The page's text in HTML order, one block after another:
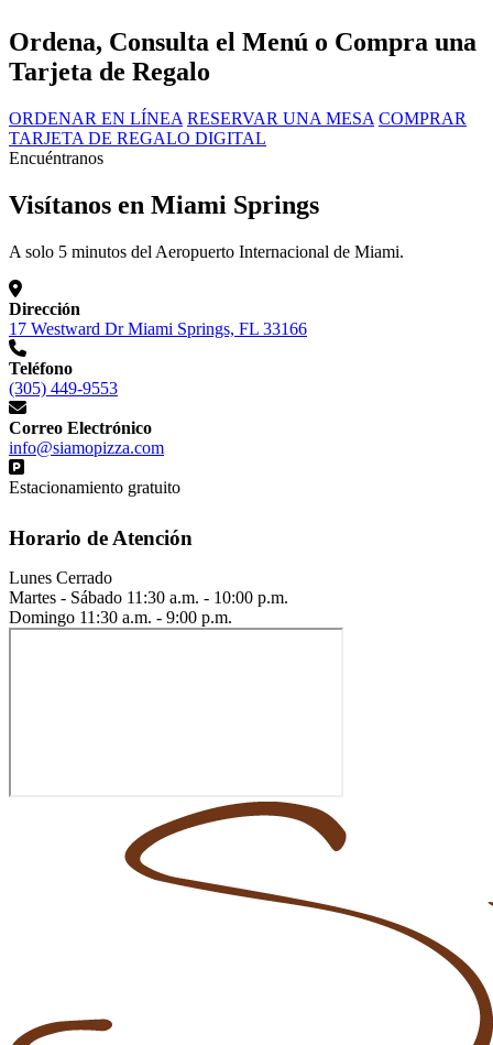
Ordena, Consulta el Menú o Compra una
Tarjeta de Regalo
ORDENAR EN LÍNEA RESERVAR UNA MESA COMPRAR
TARJETA DE REGALO DIGITAL
Encuéntranos
Visítanos en Miami Springs
A solo 5 minutos del Aeropuerto Internacional de Miami.
Dirección
17 Westward Dr Miami Springs, FL 33166
Teléfono
(305) 449-9553
Correo Electrónico
info@siamopizza.com
Estacionamiento gratuito
Horario de Atención
Lunes Cerrado
Martes - Sábado 11:30 a.m. - 10:00 p.m.
Domingo 11:30 a.m. - 9:00 p.m.